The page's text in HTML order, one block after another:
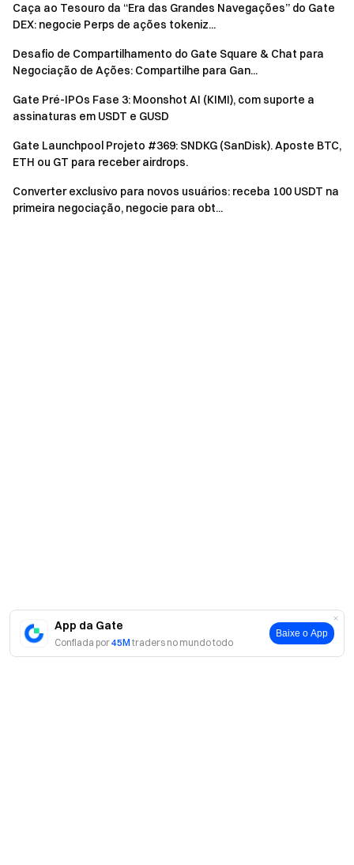
App da Gate
Confiada por45M traders no mundo todo
Baixe o App
a chance de receber airdrops.
App: Ir para a aplicação Gate Web3 -> Zona de Ganhar
Moedas -> Entrar na página da Praça de Tarefas ->
Começar a interagir.
Web: Ir para a página Gate -> Zona Web3 -> Entrar na
página 'Airdrop - Airdrop da Praça de Tarefas' -> Começar
Caça ao Tesouro da “Era das Grandes Navegações” do Gate
DEX: negocie Perps de ações tokeniz...
Desafio de Compartilhamento do Gate Square & Chat para
Negociação de Ações: Compartilhe para Gan...
Gate Pré-IPOs Fase 3: Moonshot AI (KIMI), com suporte a
assinaturas em USDT e GUSD
Gate Launchpool Projeto #369: SNDKG (SanDisk). Aposte BTC,
ETH ou GT para receber airdrops.
Converter exclusivo para novos usuários: receba 100 USDT na
primeira negociação, negocie para obt...